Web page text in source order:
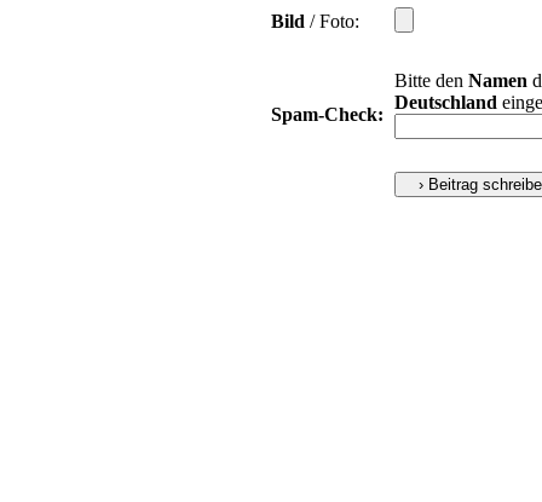
Bild / Foto:
Spam-Check:
Bitte den Namen
Deutschland